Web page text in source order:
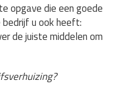
opgave die een goede
u ook heeft:
de juiste middelen om